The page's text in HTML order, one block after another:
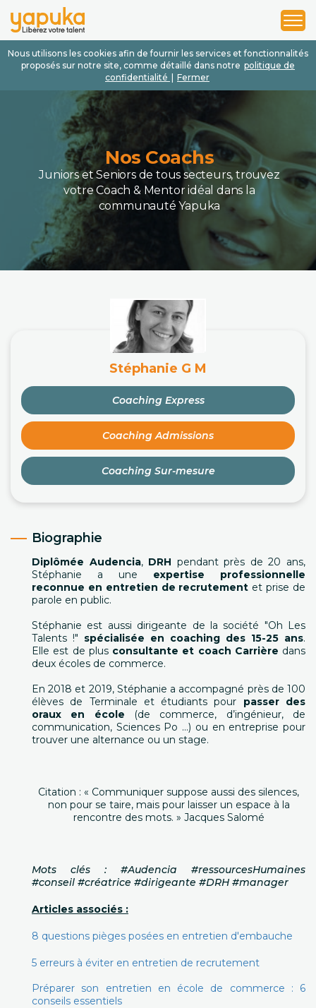
Nous utilisons les cookies afin de fournir les services et fonctionnalités
proposés sur notre site, comme détaillé dans notre politique de
confidentialité
Fermer
1
2
3
Nos Coachs
Juniors et Seniors de tous secteurs, trouvez
votre Coach & Mentor idéal dans la
communauté Yapuka
Stéphanie G M
Coaching Express
Coaching Admissions
Coaching Sur-mesure
Biographie
Diplômée Audencia, DRH pendant près de 20 ans,
Stéphanie a une expertise professionnelle
reconnue en entretien de recrutement et prise de
parole en public.
Stéphanie est aussi dirigeante de la société "Oh Les
Talents !" spécialisée en coaching des 15-25 ans.
Elle est de plus consultante et coach Carrière dans
deux écoles de commerce.
En 2018 et 2019, Stéphanie a accompagné près de 100
élèves de Terminale et étudiants pour passer des
oraux en école
(de commerce, d’ingénieur, de
communication, Sciences Po ...) ou en entreprise pour
trouver une alternance ou un stage.
Citation : « Communiquer suppose aussi des silences,
non pour se taire, mais pour laisser un espace à la
rencontre des mots. » Jacques Salomé
Mots clés : #Audencia #ressourcesHumaines
#conseil #créatrice #dirigeante #DRH #manager
Articles associés :
8 questions pièges posées en entretien d'embauche
5 erreurs à éviter en entretien de recrutement
Préparer son entretien en école de commerce : 6
conseils essentiels